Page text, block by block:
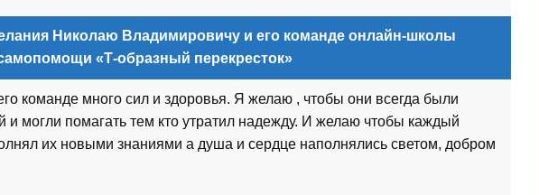
Николаю Владимировичу и его команде онлайн-школы
«Т-образный перекресток»
команде много сил и здоровья. Я желаю , чтобы они всегда были
и могли помагать тем кто утратил надежду. И желаю чтобы каждый
их новыми знаниями а душа и сердце наполнялись светом, добром